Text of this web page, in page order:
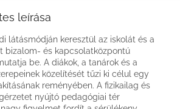
leírása
látásmódján keresztül az iskolát és a
bizalom- és kapcsolatközpontú
be. A diákok, a tanárok és a
közelítését tűzi ki célul egy
reményében. A fizikailag és
nyújtó pedagógiai tér